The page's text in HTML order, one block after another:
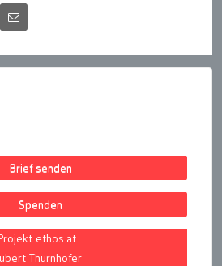
Brief senden
Spenden
ethos.at
Thurnhofer